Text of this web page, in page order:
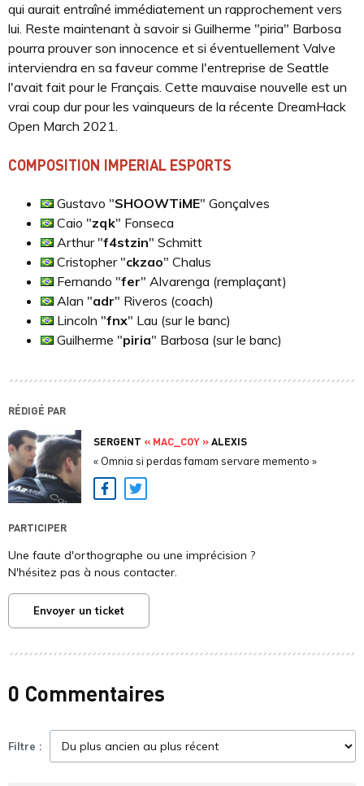
qui aurait entraîné immédiatement un rapprochement vers
lui. Reste maintenant à savoir si Guilherme "piria" Barbosa
pourra prouver son innocence et si éventuellement Valve
interviendra en sa faveur comme l'entreprise de Seattle
l'avait fait pour le Français. Cette mauvaise nouvelle est un
vrai coup dur pour les vainqueurs de la récente DreamHack
Open March 2021.
COMPOSITION IMPERIAL ESPORTS
Gustavo "SHOOWTiME" Gonçalves
Caio "zqk" Fonseca
Arthur "f4stzin" Schmitt
Cristopher "ckzao" Chalus
Fernando "fer" Alvarenga (remplaçant)
Alan "adr" Riveros (coach)
Lincoln "fnx" Lau (sur le banc)
Guilherme "piria" Barbosa (sur le banc)
RÉDIGÉ PAR
SERGENT « MAC_COY »ALEXIS
« Omnia si perdas famam servare memento »
Facebook
Twitter
PARTICIPER
Une faute d'orthographe ou une imprécision ?
N'hésitez pas à nous contacter.
Envoyer un ticket
0 Commentaires
Filtre :